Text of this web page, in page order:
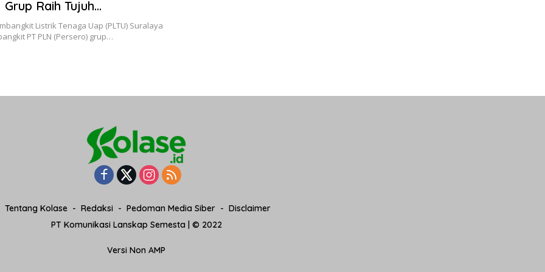
Grup Raih Tujuh
Tingkat ASEAN
Listrik Tenaga Uap (PLTU) Suralaya
PT PLN (Persero) grup…
Tentang Kolase Redaksi Pedoman Media Siber
Disclaimer
PT Komunikasi Lanskap Semesta | © 2022
Versi Non AMP